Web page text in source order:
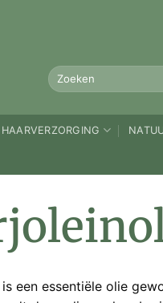
Zoeken
naar:
een essentiële olie